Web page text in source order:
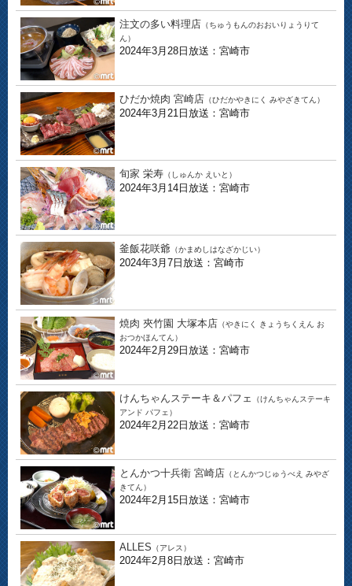
注文の多い料理店 （ちゅうもんのおおいりょうりて
ん）
2024年3月28日放送：宮崎市
ひだか焼肉 宮崎店 （ひだかやきにく みやざきてん）
2024年3月21日放送：宮崎市
旬家 栄寿 （しゅんか えいと）
2024年3月14日放送：宮崎市
釜飯花咲爺 （かまめしはなざかじい）
2024年3月7日放送：宮崎市
焼肉 夾竹園 大塚本店 （やきにく きょうちくえん お
おつかほんてん）
2024年2月29日放送：宮崎市
けんちゃんステーキ＆パフェ
（けんちゃんステーキ
アンド パフェ）
2024年2月22日放送：宮崎市
とんかつ十兵衛 宮崎店 （とんかつじゅうべえ みやざ
きてん）
2024年2月15日放送：宮崎市
ALLES （アレス）
2024年2月8日放送：宮崎市